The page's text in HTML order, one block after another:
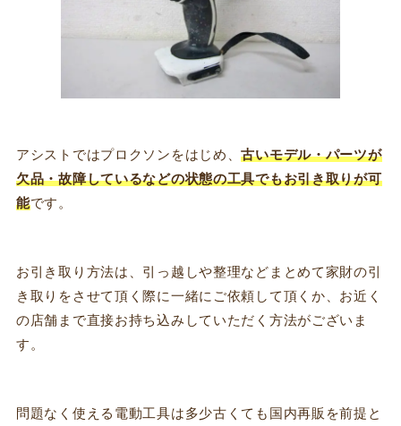
アシストではプロクソンをはじめ、古いモデル・パーツが
欠品・故障しているなどの状態の工具でもお引き取りが可
能です。
お引き取り方法は、引っ越しや整理などまとめて家財の引
き取りをさせて頂く際に一緒にご依頼して頂くか、お近く
の店舗まで直接お持ち込みしていただく方法がございま
す。
問題なく使える電動工具は多少古くても国内再販を前提と